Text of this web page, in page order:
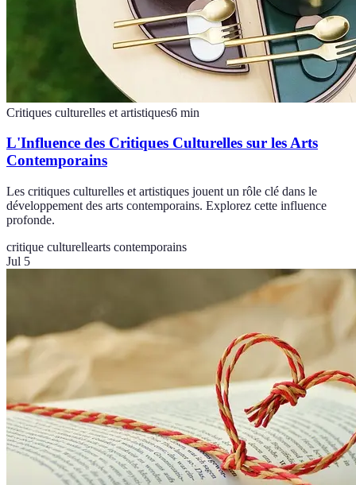
Critiques culturelles et artistiques6 min
L'Influence des Critiques Culturelles sur les Arts
Contemporains
Les critiques culturelles et artistiques jouent un rôle clé dans le
développement des arts contemporains. Explorez cette influence
profonde.
critique culturellearts contemporains
Jul 5